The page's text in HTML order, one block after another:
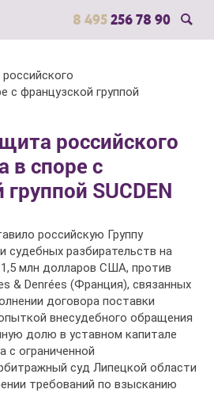
8 495 256 78 90
российского
в споре с
SUCDEN
российскую Группу
судебных разбирательств на
млн долларов США, против
& Denrées (Франция), связанных
договора поставки
внесудебного обращения
долю в уставном капитале
с ограниченной
суд Липецкой области
требований по взысканию